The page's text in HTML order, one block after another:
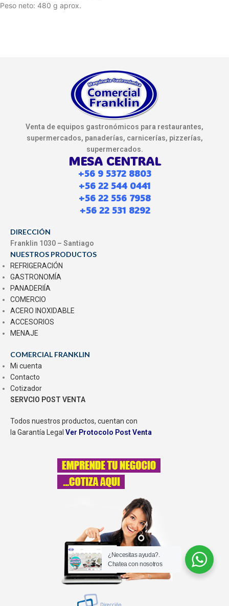
Peso neto: 480 g aprox.
Venta de equipos gastronómicos para restaurantes,
supermercados, panaderías, carnicerías, pizzerías,
supermercados.
MESA CENTRAL
+56 9 5372 8803
+56 22 544 0441
+56 22 556 7958
+56 22 531 8292
DIRECCIÓN
Franklin 1030 – Santiago
NUESTROS PRODUCTOS
REFRIGERACIÓN
GASTRONOMÍA
PANADERIÍA
COMERCIO
ACERO INOXIDABLE
ACCESORIOS
MENAJE
COMERCIAL FRANKLIN
Mi cuenta
Contacto
Cotizador
SERVCIO POST VENTA
Todos nuestros productos, cuentan con
la Garantía Legal Ver Protocolo Post Venta
¿Necesitas ayuda?.
Chatea con nosotros